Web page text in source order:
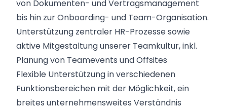
von Dokumenten- und Vertragsmanagement
bis hin zur Onboarding- und Team-Organisation.
Unterstützung zentraler HR-Prozesse sowie
aktive Mitgestaltung unserer Teamkultur, inkl.
Planung von Teamevents und Offsites
Flexible Unterstützung in verschiedenen
Funktionsbereichen mit der Möglichkeit, ein
breites unternehmensweites Verständnis